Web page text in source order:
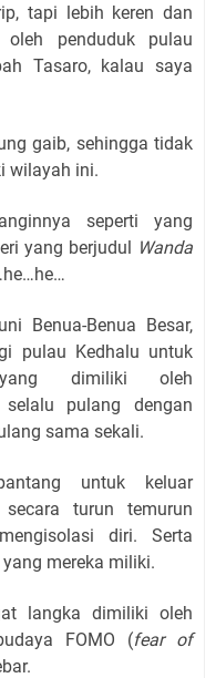
tapi lebih keren dan
penduduk pulau
Tasaro, kalau saya
gaib, sehingga tidak
wilayah ini.
seperti yang
yang berjudul Wanda
Benua-Benua Besar,
pulau Kedhalu untuk
dimiliki oleh
selalu pulang dengan
sama sekali.
untuk keluar
turun temurun
diri. Serta
mereka miliki.
langka dimiliki oleh
FOMO (fear of